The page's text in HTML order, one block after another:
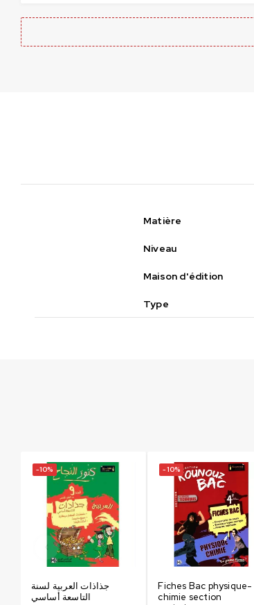
Matière
Niveau
Maison d'édition
Type
-10%
جذاذات العربية لسنة
التاسعة أساسي
-10%
Fiches Bac physique-
chimie section